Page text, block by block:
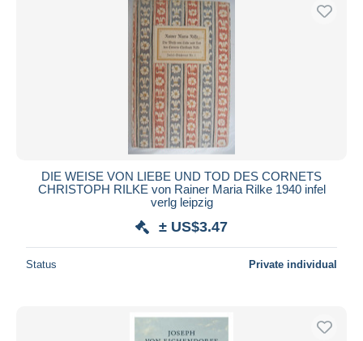
DIE WEISE VON LIEBE UND TOD DES CORNETS
CHRISTOPH RILKE von Rainer Maria Rilke 1940 infel
verlg leipzig
± US$3.47
Status Private individual